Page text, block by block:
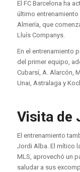
El FC Barcelona ha
último
Almería, que
Lluís Companys.
En el entrenamiento
del primer equipo,
Cubarsí, A. Alarcón,
Unai, Astralaga y
Visita de
El entrenamiento
Jordi Alba. El mítico
MLS, aprovechó un
saludar a sus